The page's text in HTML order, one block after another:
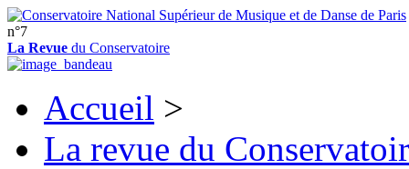
n°7
La Revue du Conservatoire
Accueil >
La revue du